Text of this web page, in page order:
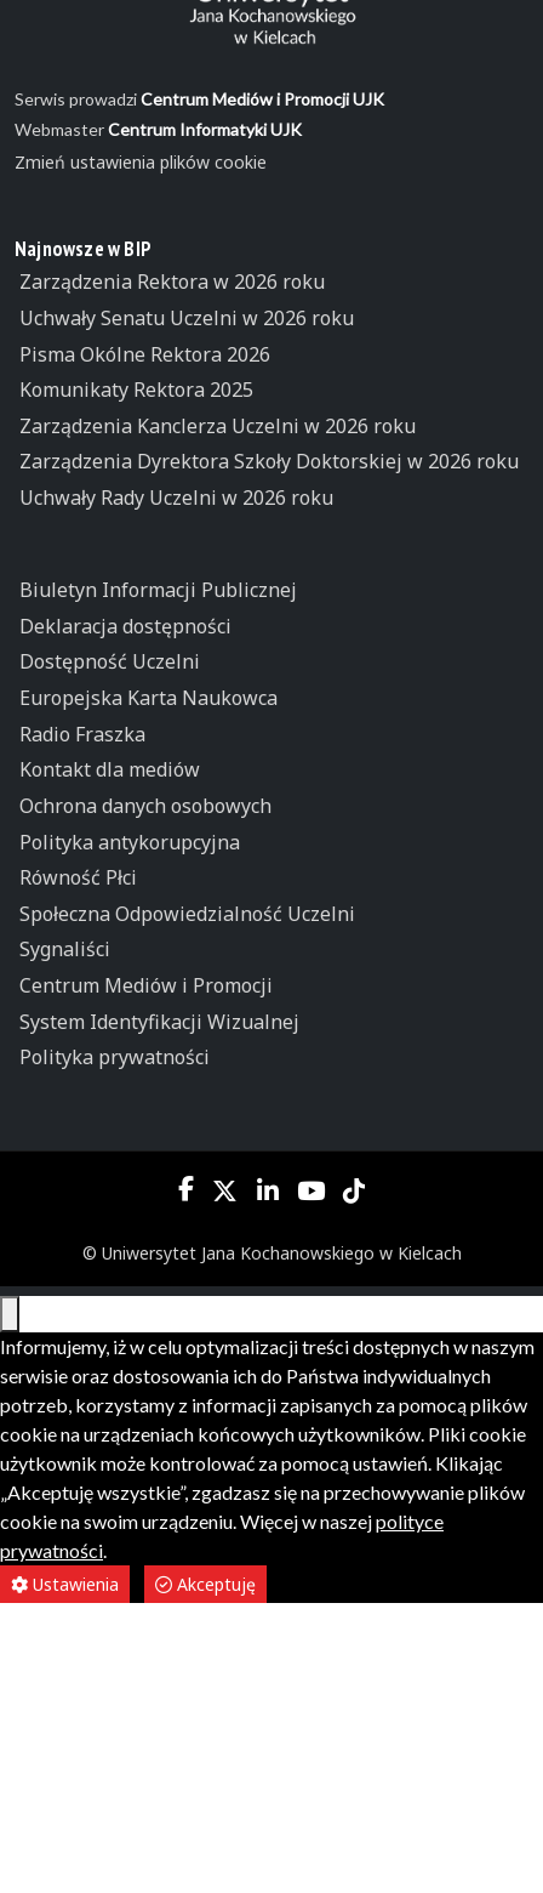
Serwis prowadziCentrum Mediów i Promocji UJK
WebmasterCentrum Informatyki UJK
Zmień ustawienia plików cookie
Najnowsze w BIP
Zarządzenia Rektora w 2026 roku
Uchwały Senatu Uczelni w 2026 roku
Pisma Okólne Rektora 2026
Komunikaty Rektora 2025
Zarządzenia Kanclerza Uczelni w 2026 roku
Zarządzenia Dyrektora Szkoły Doktorskiej w 2026 roku
Uchwały Rady Uczelni w 2026 roku
Biuletyn Informacji Publicznej
Deklaracja dostępności
Dostępność Uczelni
Europejska Karta Naukowca
Radio Fraszka
Kontakt dla mediów
Ochrona danych osobowych
Polityka antykorupcyjna
Równość Płci
Społeczna Odpowiedzialność Uczelni
Sygnaliści
Centrum Mediów i Promocji
System Identyfikacji Wizualnej
Polityka prywatności
© Uniwersytet Jana Kochanowskiego w Kielcach
Informujemy, iż w celu optymalizacji treści dostępnych w naszym
serwisie oraz dostosowania ich do Państwa indywidualnych
potrzeb, korzystamy z informacji zapisanych za pomocą plików
cookie na urządzeniach końcowych użytkowników. Pliki cookie
użytkownik może kontrolować za pomocą ustawień. Klikając
„Akceptuję wszystkie”, zgadzasz się na przechowywanie plików
cookie na swoim urządzeniu. Więcej w naszejpolityce
prywatności.
Ustawienia
Akceptuję